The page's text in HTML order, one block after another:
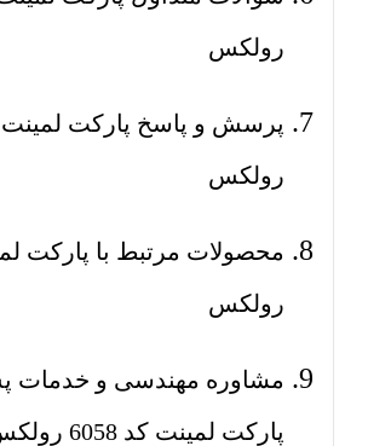
رولکس
رولکس
رولکس
مشاوره مهندسی و خدمات
پارکت لمینت کد 6058 رولکس